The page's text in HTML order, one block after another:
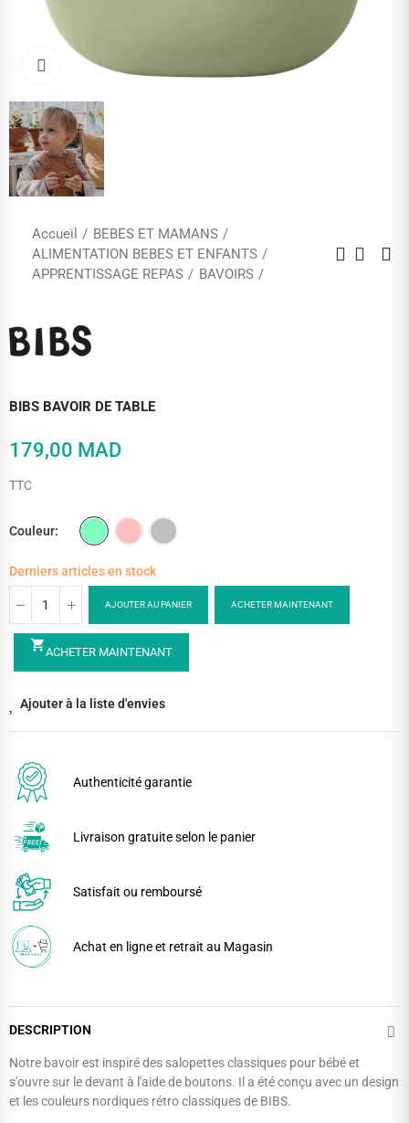
Cliquez pour agrandir
Accueil
BEBES ET MAMANS
ALIMENTATION BEBES ET ENFANTS
APPRENTISSAGE REPAS
BAVOIRS
BIBS BAVOIR DE TABLE
179,00 MAD
TTC
Couleur
Derniers articles en stock
AJOUTER AU PANIER ACHETER MAINTENANT
shopping_cartACHETER MAINTENANT
Ajouter à la liste d'envies
Authenticité garantie
Livraison gratuite selon le panier
Satisfait ou remboursé
Achat en ligne et retrait au Magasin
DESCRIPTION
Notre bavoir est inspiré des salopettes classiques pour bébé et
s'ouvre sur le devant à l'aide de boutons. Il a été conçu avec un design
et les couleurs nordiques rétro classiques de BIBS.